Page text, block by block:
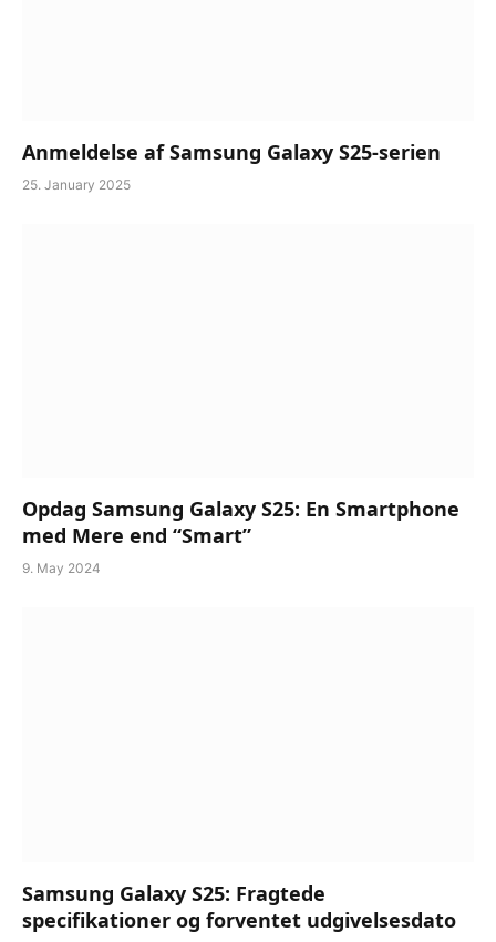
Anmeldelse af Samsung Galaxy S25-serien
25. January 2025
Opdag Samsung Galaxy S25: En Smartphone
med Mere end “Smart”
9. May 2024
Samsung Galaxy S25: Fragtede
specifikationer og forventet udgivelsesdato